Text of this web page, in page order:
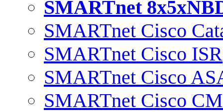
SMARTnet
SMARTnet Cisco
SMARTnet Cisco ISR
SMARTnet Cisco
SMARTnet Cisco